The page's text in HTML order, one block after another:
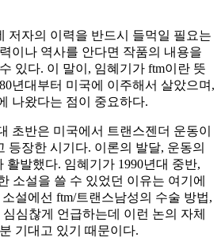
저자의 이력을 반드시 들먹일 필요는
이나 역사를 안다면 작품의 내용을
있다. 이 말이, 임혜기가 ftm이란 뜻
년대부터 미국에 이주해서 살았으며,
나왔다는 점이 중요하다.
초반은 미국에서 트랜스젠더 운동이
등장한 시기다. 이론의 발달, 운동의
활발했다. 임혜기가 1990년대 중반,
소설을 쓸 수 있었던 이유는 여기에
설에선 ftm/트랜스남성의 수술 방법,
심찮게 언급하는데 이런 논의 자체
기대고 있기 때문이다.